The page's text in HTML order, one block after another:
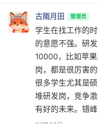
古雨月田 管理员
学生在找工作的
的意愿不强。研
10000，比如苹
岗，都是很厉害的
很多学生尤其是
堆研发岗，竞争
有好的未来。错